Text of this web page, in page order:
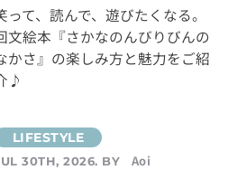
って、読んで、遊びたくなる。
文絵本『さかなのんびりびんの
かさ』の楽しみ方と魅力をご紹
♪
30TH, 2026. BY
Aoi